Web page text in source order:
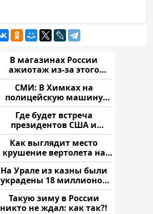
В магазинах России
ажиотаж из-за этого
продукта: что купить?
СМИ: В Химках на
полицейскую машину
напали и подожгли.
Где будет встреча
президентов США и
России: Европа?
Как выглядит место
крушение вертолета на
Кавказе: смотреть
На Урале из казны были
украдены 18 миллионов
рублей
Такую зиму в России
никто не ждал: как так?!